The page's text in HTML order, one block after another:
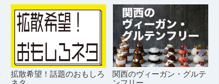
拡散希望！話題のおもしろ
関西のヴィーガン・グルテ